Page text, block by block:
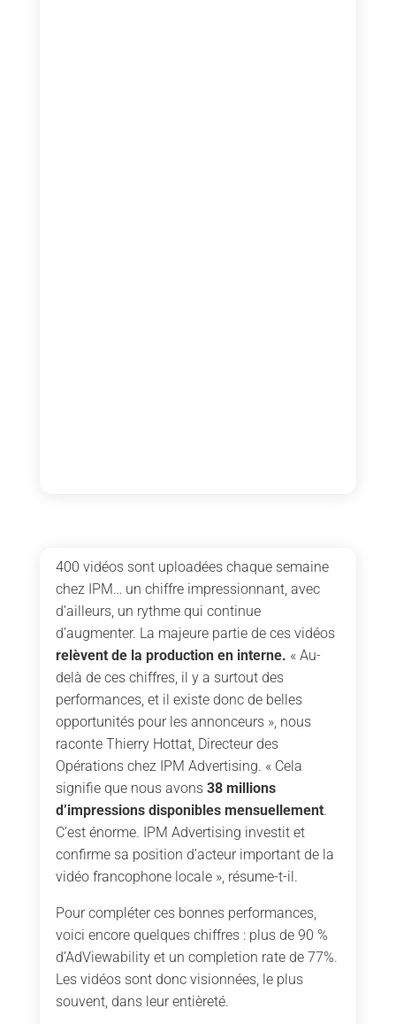
400 vidéos sont uploadées chaque semaine
chez IPM… un chiffre impressionnant, avec
d’ailleurs, un rythme qui continue
d’augmenter. La majeure partie de ces vidéos
relèvent de la production en interne. « Au-
delà de ces chiffres, il y a surtout des
performances, et il existe donc de belles
opportunités pour les annonceurs », nous
raconte Thierry Hottat, Directeur des
Opérations chez IPM Advertising. « Cela
signifie que nous avons 38 millions
d’impressions disponibles mensuellement.
C’est énorme. IPM Advertising investit et
confirme sa position d’acteur important de la
vidéo francophone locale », résume-t-il.
Pour compléter ces bonnes performances,
voici encore quelques chiffres : plus de 90 %
d’AdViewability et un completion rate de 77%.
Les vidéos sont donc visionnées, le plus
souvent, dans leur entièreté.